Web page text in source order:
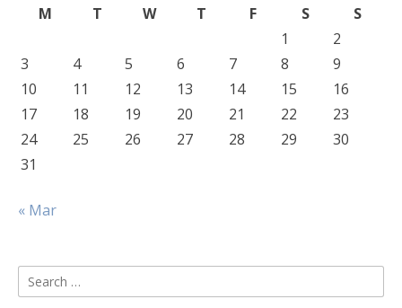
M
T W T F S
S
1
2
3
4 5 6 7 8
9
10
11 12 13 14 15
16
17
18 19 20 21 22
23
24
25 26 27 28 29
30
31
« Mar
Search
for: